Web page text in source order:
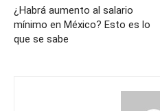
¿Habrá aumento al salario
mínimo en México? Esto es lo
que se sabe